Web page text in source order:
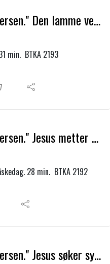
Einar Kristoffersen." Den lamme ved Betesda dam."
min. BTKA 2193
Einar Kristoffersen." Jesus metter 5000 menn - Peter går på vannet."
28 min. BTKA 2192
Einar Kristoffersen." Jesus søker syndere som han kan få være alt for."